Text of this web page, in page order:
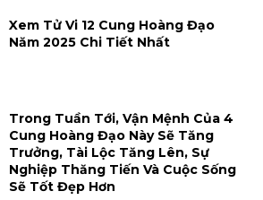
Xem Tử Vi 12 Cung Hoàng Đạo
Năm 2025 Chi Tiết Nhất
Trong Tuần Tới, Vận Mệnh Của 4
Cung Hoàng Đạo Này Sẽ Tăng
Trưởng, Tài Lộc Tăng Lên, Sự
Nghiệp Thăng Tiến Và Cuộc Sống
Sẽ Tốt Đẹp Hơn